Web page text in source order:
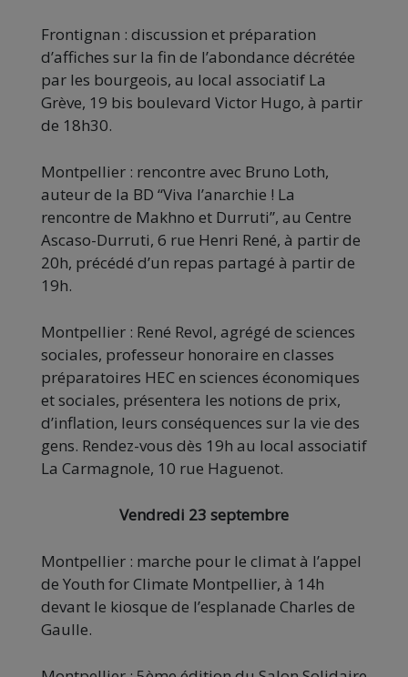
Frontignan : discussion et préparation
d’affiches sur la fin de l’abondance décrétée
par les bourgeois, au local associatif La
Grève, 19 bis boulevard Victor Hugo, à partir
de 18h30.
Montpellier : rencontre avec Bruno Loth,
auteur de la BD “Viva l’anarchie ! La
rencontre de Makhno et Durruti”, au Centre
Ascaso-Durruti, 6 rue Henri René, à partir de
20h, précédé d’un repas partagé à partir de
19h.
Montpellier : René Revol, agrégé de sciences
sociales, professeur honoraire en classes
préparatoires HEC en sciences économiques
et sociales, présentera les notions de prix,
d’inflation, leurs conséquences sur la vie des
gens. Rendez-vous dès 19h au local associatif
La Carmagnole, 10 rue Haguenot.
Vendredi 23 septembre
Montpellier : marche pour le climat à l’appel
de Youth for Climate Montpellier, à 14h
devant le kiosque de l’esplanade Charles de
Gaulle.